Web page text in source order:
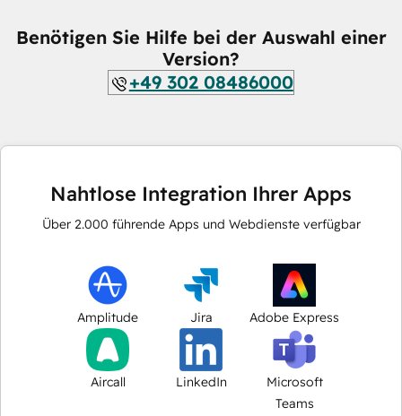
Benötigen Sie Hilfe bei der Auswahl einer
Version?
+49 302 08486000
Nahtlose Integration Ihrer Apps
Über 2.000 führende Apps und Webdienste verfügbar
Amplitude Jira Adobe Express
Aircall LinkedIn
Microsoft
Teams